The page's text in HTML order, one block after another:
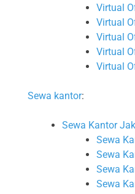
Virtual
Virtual
Virtual
Virtual
Virtual
Sewa kantor:
Sewa Kantor
Sewa
Sewa
Sewa
Sewa